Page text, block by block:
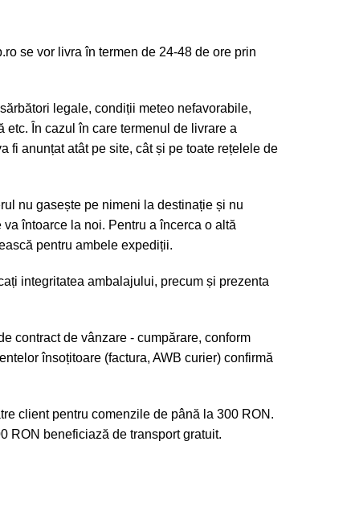
se vor livra în termen de 24-48 de ore prin
legale, condiții meteo nefavorabile,
În cazul în care termenul de livrare a
fi anunțat atât pe site, cât și pe toate rețelele de
nu gasește pe nimeni la destinație și nu
întoarce la noi. Pentru a încerca o altă
pentru ambele expediții.
integritatea ambalajului, precum și prezenta
contract de vânzare - cumpărare, conform
însoțitoare (factura, AWB curier) confirmă
client pentru comenzile de până la 300 RON.
RON beneficiază de transport gratuit.